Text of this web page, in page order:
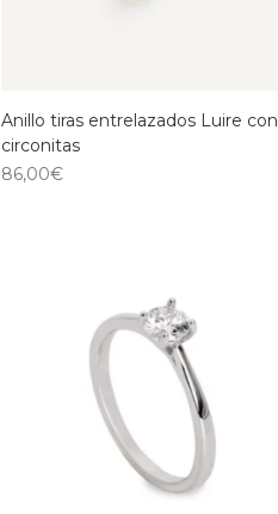
Anillo tiras entrelazados Luire con
circonitas
86,00€